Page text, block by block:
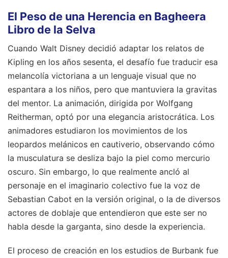
El Peso de una Herencia en Bagheera
Libro de la Selva
Cuando Walt Disney decidió adaptar los relatos de
Kipling en los años sesenta, el desafío fue traducir esa
melancolía victoriana a un lenguaje visual que no
espantara a los niños, pero que mantuviera la gravitas
del mentor. La animación, dirigida por Wolfgang
Reitherman, optó por una elegancia aristocrática. Los
animadores estudiaron los movimientos de los
leopardos melánicos en cautiverio, observando cómo
la musculatura se desliza bajo la piel como mercurio
oscuro. Sin embargo, lo que realmente ancló al
personaje en el imaginario colectivo fue la voz de
Sebastian Cabot en la versión original, o la de diversos
actores de doblaje que entendieron que este ser no
habla desde la garganta, sino desde la experiencia.
El proceso de creación en los estudios de Burbank fue